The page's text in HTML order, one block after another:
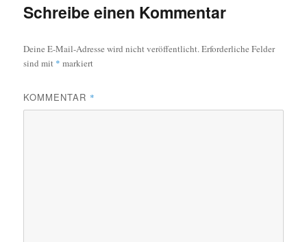
Schreibe einen Kommentar
Deine E-Mail-Adresse wird nicht veröffentlicht.Erforderliche Felder
sind mit * markiert
KOMMENTAR *